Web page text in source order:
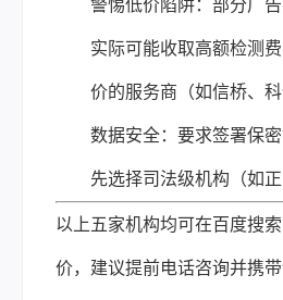
警惕低价陷阱：部分广告
实际可能收取高额检测
价的服务商（如信桥、科
数据安全：要求签署保
先选择司法级机构（如正
以上五家机构均可在百度搜
价，建议提前电话咨询并携